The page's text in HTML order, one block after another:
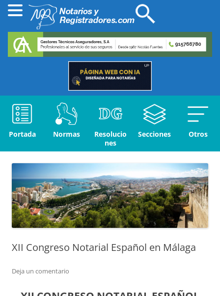
Portada Normas
Resolucio
nes
Secciones Otros
XII Congreso Notarial Español en Málaga
Deja un comentario